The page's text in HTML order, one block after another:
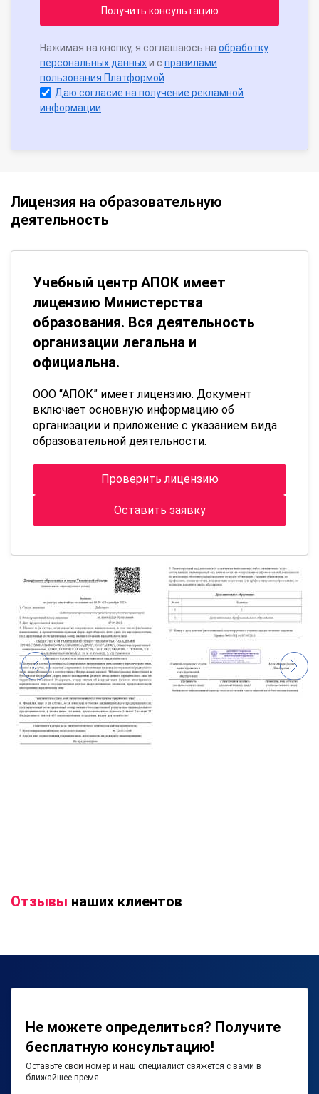
Получить консультацию
Нажимая на кнопку, я соглашаюсь на обработку
персональных данныхи с правилами
пользования Платформой
Даю согласие на получение рекламной
информации
Лицензия на образовательную
деятельность
Учебный центр АПОК имеет
лицензию Министерства
образования. Вся деятельность
организации легальна и
официальна.
ООО “АПОК” имеет лицензию. Документ
включает основную информацию об
организации и приложение с указанием вида
образовательной деятельности.
Проверить лицензию
Оставить заявку
Отзывы наших клиентов
Не можете определиться? Получите
бесплатную консультацию!
Оставьте свой номер и наш специалист свяжется с вами в
ближайшее время